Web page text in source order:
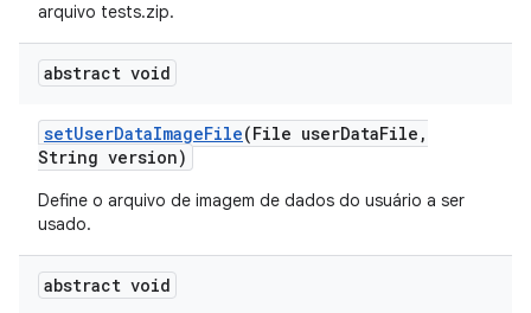
arquivo tests.zip.
abstract void
setUserDataImageFile(File userDataFile ,
String version)
Define o arquivo de imagem de dados do usuário a ser
usado.
abstract void